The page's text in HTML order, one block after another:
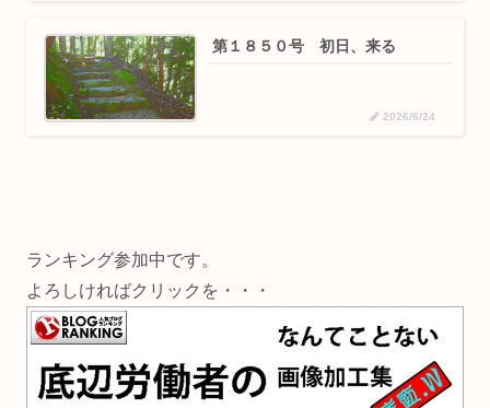
第１８５０号 初日、来る
2026/6/24
ランキング参加中です。
よろしければクリックを・・・